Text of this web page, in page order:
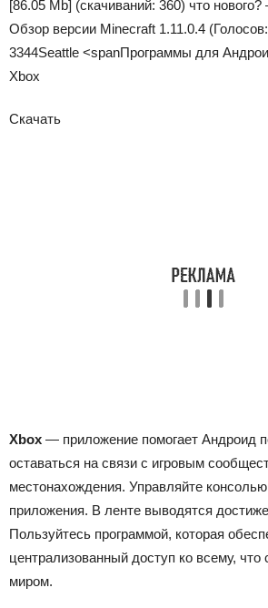
[86.05 Mb] (cкачиваний: 360) что
Обзор версии Minecraft 1.11.0.4 (Голосов:
3344Seattle <spanПрограммы для
Xbox
Скачать
Xbox — приложение помогает Андроид
оставаться на связи с игровым
местонахождения. Управляйте
приложения. В ленте выводятся
Пользуйтесь программой, которая
централизованный доступ ко всему, что
миром.